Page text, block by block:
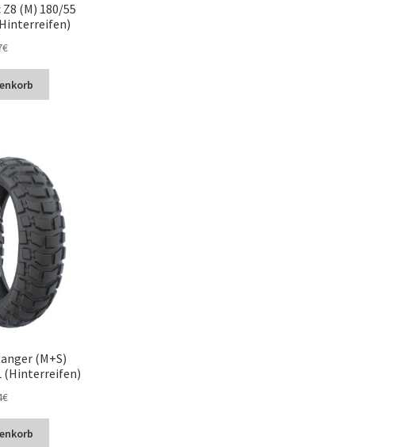
(M) 180/55
€
(M+S)
(Hinterreifen)
€